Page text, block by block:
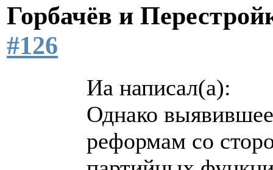
Горбачёв и
#126
Иа написал(а):
Однако
реформам со